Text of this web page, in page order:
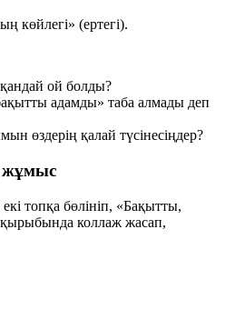
көйлегі» (ертегі).
ой болды?
адамды» таба алмады деп
өздерің қалай түсінесіңдер?
топқа бөлініп, «Бақытты,
коллаж жасап,